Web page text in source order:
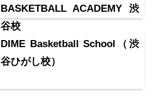
BASKETBALL ACADEMY 渋
谷校
DIME Basketball School（渋
⾕ひがし校）